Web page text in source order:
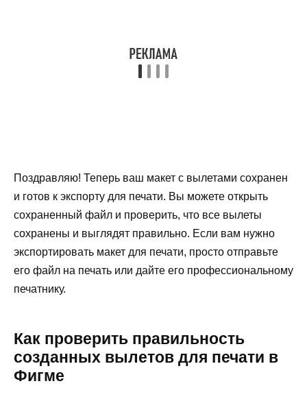
Поздравляю! Теперь ваш макет с вылетами сохранен
и готов к экспорту для печати. Вы можете открыть
сохраненный файл и проверить, что все вылеты
сохранены и выглядят правильно. Если вам нужно
экспортировать макет для печати, просто отправьте
его файл на печать или дайте его профессиональному
печатнику.
Как проверить правильность
созданных вылетов для печати в
Фигме